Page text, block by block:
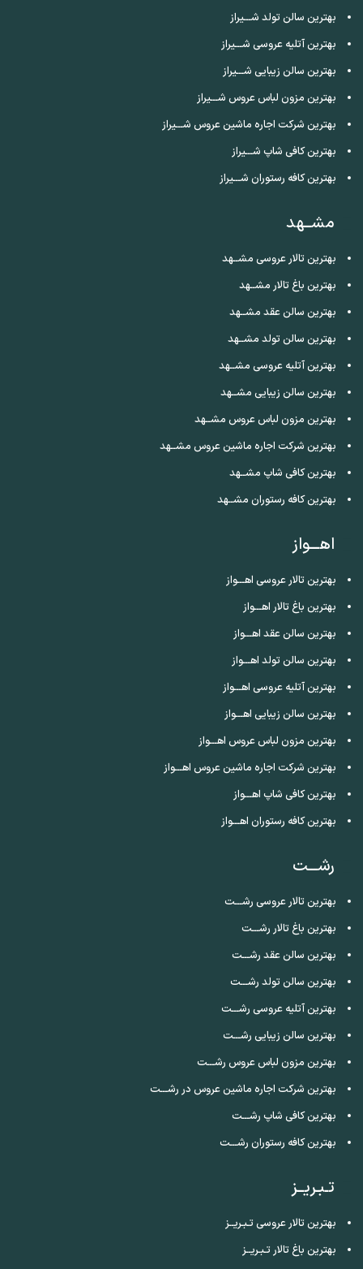
بهترین سالن تولد شـــیراز
بهترین آتلیه عروسی شـــیراز
بهترین سالن زیبایی شـــیراز
بهترین مزون لباس عروس شـــیراز
بهترین شرکت اجاره ماشین عروس شـــیراز
بهترین کافی شاپ شـــیراز
بهترین کافه رستوران شـــیراز
مشــهد
بهترین تالار عروسی مشــهد
بهترین باغ تالار مشــهد
بهترین سالن عقد مشــهد
بهترین سالن تولد مشــهد
بهترین آتلیه عروسی مشــهد
بهترین سالن زیبایی مشــهد
بهترین مزون لباس عروس مشــهد
بهترین شرکت اجاره ماشین عروس مشــهد
بهترین کافی شاپ مشــهد
بهترین کافه رستوران مشــهد
اهـــواز
بهترین تالار عروسی اهـــواز
بهترین باغ تالار اهـــواز
بهترین سالن عقد اهـــواز
بهترین سالن تولد اهـــواز
بهترین آتلیه عروسی اهـــواز
بهترین سالن زیبایی اهـــواز
بهترین مزون لباس عروس اهـــواز
بهترین شرکت اجاره ماشین عروس اهـــواز
بهترین کافی شاپ اهـــواز
بهترین کافه رستوران اهـــواز
رشـــت
بهترین تالار عروسی رشـــت
بهترین باغ تالار رشـــت
بهترین سالن عقد رشـــت
بهترین سالن تولد رشـــت
بهترین آتلیه عروسی رشـــت
بهترین سالن زیبایی رشـــت
بهترین مزون لباس عروس رشـــت
بهترین شرکت اجاره ماشین عروس در رشـــت
بهترین کافی شاپ رشـــت
بهترین کافه رستوران رشـــت
تـبـریــز
بهترین تالار عروسی تـبـریــز
بهترین باغ تالار تـبـریــز